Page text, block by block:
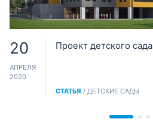
20
АПРЕЛЯ
2020
Проект детского сада
СТАТЬЯ / ДЕТСКИЕ САДЫ